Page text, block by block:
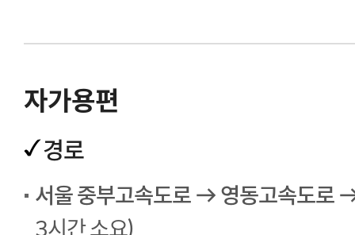
자가용편
경로
서울 중부고속도로 → 영동고속도로
3시간 소요)